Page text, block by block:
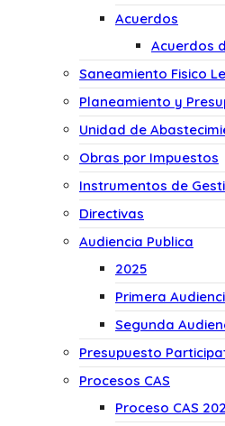
Acuerdos
Acuerdos
Saneamiento Fisico
Planeamiento y
Unidad de
Obras por Impuestos
Instrumentos de
Directivas
Audiencia Publica
2025
Primera
Segunda
Presupuesto
Procesos CAS
Proceso CAS